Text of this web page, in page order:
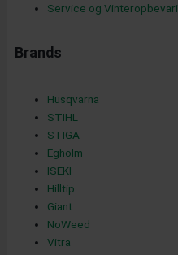
Service og
Brands
Husqvarna
STIHL
STIGA
Egholm
ISEKI
Hilltip
Giant
NoWeed
Vitra